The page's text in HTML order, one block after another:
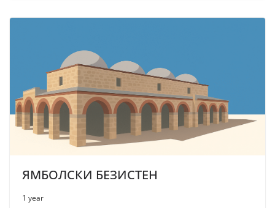
ЯМБОЛСКИ БЕЗИСТЕН
1 year